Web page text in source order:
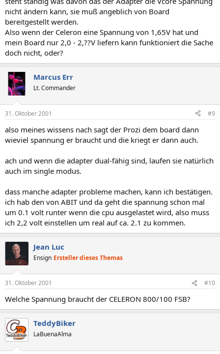
nicht ändern kann, sie muß angeblich von Board
bereitgestellt werden.
Also wenn der Celeron eine Spannung von 1,65V hat und
mein Board nur 2,0 - 2,??V liefern kann funktioniert die Sache
doch nicht, oder?
Marcus Err
Lt. Commander
31. Oktober 2001 #9
also meines wissens nach sagt der Prozi dem board dann
wieviel spannung er braucht und die kriegt er dann auch.
ach und wenn die adapter dual-fähig sind, laufen sie natürlich
auch im single modus.
dass manche adapter probleme machen, kann ich bestätigen.
ich hab den von ABIT und da geht die spannung schon mal
um 0.1 volt runter wenn die cpu ausgelastet wird, also muss
ich 2,2 volt einstellen um real auf ca. 2.1 zu kommen.
Jean Luc
Ensign Ersteller dieses Themas
31. Oktober 2001 #10
Welche Spannung braucht der CELERON 800/100 FSB?
TeddyBiker
LaBuenaAlma